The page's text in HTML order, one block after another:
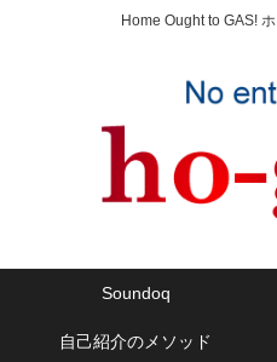
Home Ought to GAS!
Soundoq
自己紹介のメソッド